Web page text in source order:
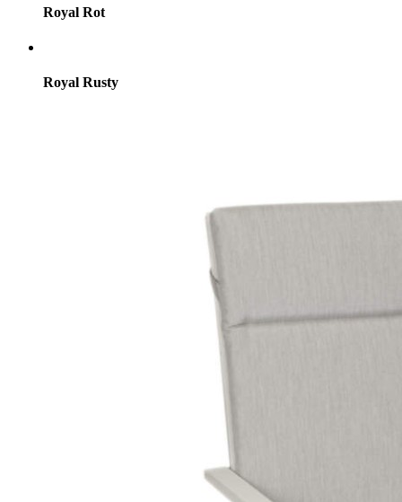
Royal Rot
Royal Rusty